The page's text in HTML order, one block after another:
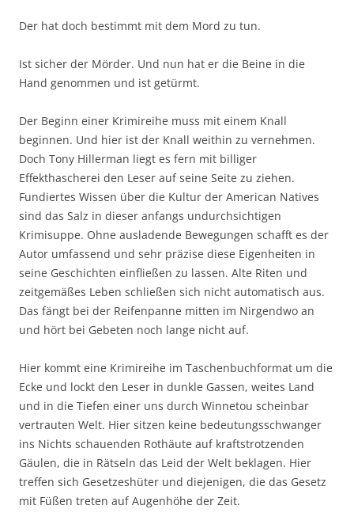
Der hat doch bestimmt mit dem Mord zu tun.
Ist sicher der Mörder. Und nun hat er die Beine in die
Hand genommen und ist getürmt.
Der Beginn einer Krimireihe muss mit einem Knall
beginnen. Und hier ist der Knall weithin zu vernehmen.
Doch Tony Hillerman liegt es fern mit billiger
Effekthascherei den Leser auf seine Seite zu ziehen.
Fundiertes Wissen über die Kultur der American Natives
sind das Salz in dieser anfangs undurchsichtigen
Krimisuppe. Ohne ausladende Bewegungen schafft es der
Autor umfassend und sehr präzise diese Eigenheiten in
seine Geschichten einfließen zu lassen. Alte Riten und
zeitgemäßes Leben schließen sich nicht automatisch aus.
Das fängt bei der Reifenpanne mitten im Nirgendwo an
und hört bei Gebeten noch lange nicht auf.
Hier kommt eine Krimireihe im Taschenbuchformat um die
Ecke und lockt den Leser in dunkle Gassen, weites Land
und in die Tiefen einer uns durch Winnetou scheinbar
vertrauten Welt. Hier sitzen keine bedeutungsschwanger
ins Nichts schauenden Rothäute auf kraftstrotzenden
Gäulen, die in Rätseln das Leid der Welt beklagen. Hier
treffen sich Gesetzeshüter und diejenigen, die das Gesetz
mit Füßen treten auf Augenhöhe der Zeit.